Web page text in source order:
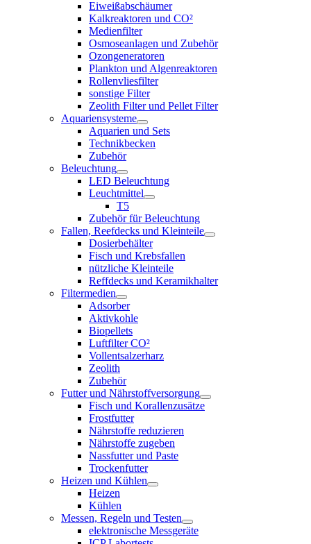
Eiweißabschäumer
Kalkreaktoren und CO²
Medienfilter
Osmoseanlagen und Zubehör
Ozongeneratoren
Plankton und Algenreaktoren
Rollenvliesfilter
sonstige Filter
Zeolith Filter und Pellet Filter
Aquariensysteme
Aquarien und Sets
Technikbecken
Zubehör
Beleuchtung
LED Beleuchtung
Leuchtmittel
T5
Zubehör für Beleuchtung
Fallen, Reefdecks und Kleinteile
Dosierbehälter
Fisch und Krebsfallen
nützliche Kleinteile
Reffdecks und Keramikhalter
Filtermedien
Adsorber
Aktivkohle
Biopellets
Luftfilter CO²
Vollentsalzerharz
Zeolith
Zubehör
Futter und Nährstoffversorgung
Fisch und Korallenzusätze
Frostfutter
Nährstoffe reduzieren
Nährstoffe zugeben
Nassfutter und Paste
Trockenfutter
Heizen und Kühlen
Heizen
Kühlen
Messen, Regeln und Testen
elektronische Messgeräte